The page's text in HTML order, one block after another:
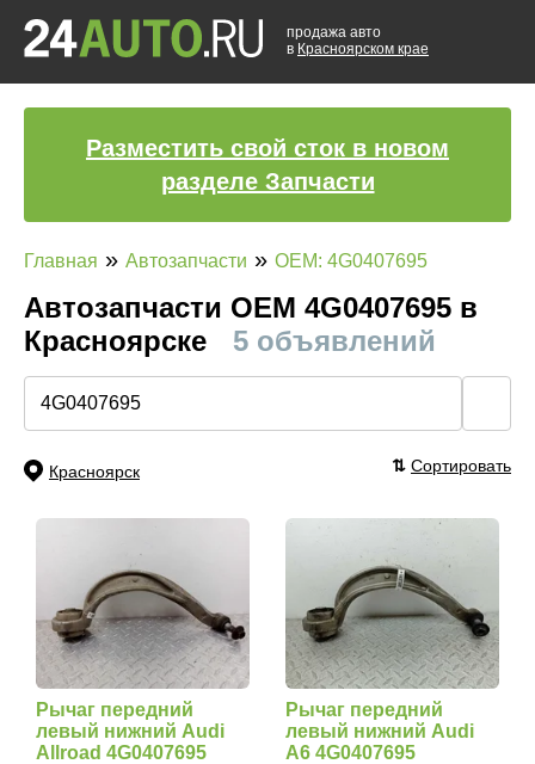
продажа авто
в Красноярском крае
Разместить свой сток в новом
разделе Запчасти
Главная » Автозапчасти » OEM: 4G0407695
Автозапчасти ОЕМ 4G0407695 в
Красноярске
5 объявлений
Красноярск ⇅ Сортировать
Рычаг передний
левый нижний Audi
Allroad 4G0407695
Рычаг передний
левый нижний Audi
A6 4G0407695